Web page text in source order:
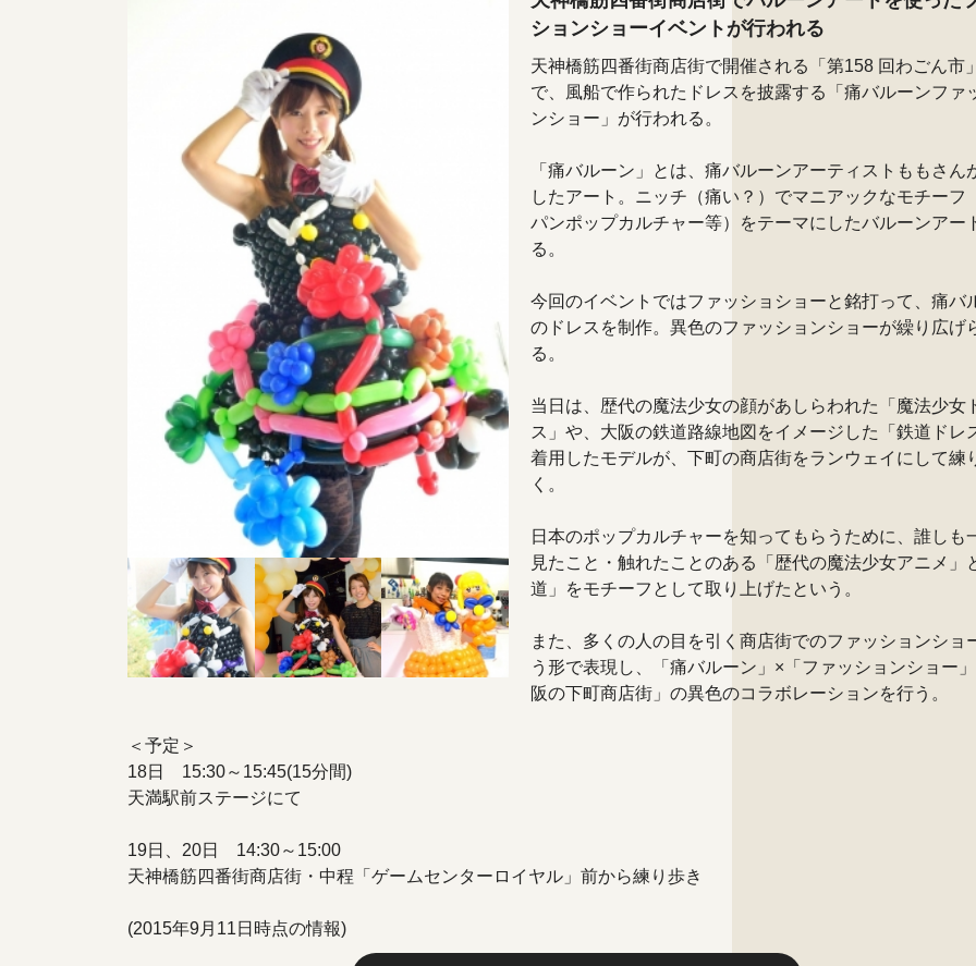
ションショーイベントが行われる
天神橋筋四番街商店街で開催される「第158 回わごん市
で、風船で作られたドレスを披露する「痛バルーンファ
ンショー」が行われる。
「痛バルーン」とは、痛バルーンアーティストももさん
したアート。ニッチ（痛い？）でマニアックなモチーフ
パンポップカルチャー等）をテーマにしたバルーンアー
る。
今回のイベントではファッショショーと銘打って、痛バ
のドレスを制作。異色のファッションショーが繰り広げ
る。
当日は、歴代の魔法少女の顔があしらわれた「魔法少女
ス」や、大阪の鉄道路線地図をイメージした「鉄道ドレ
着用したモデルが、下町の商店街をランウェイにして練
く。
日本のポップカルチャーを知ってもらうために、誰しも
見たこと・触れたことのある「歴代の魔法少女アニメ」
道」をモチーフとして取り上げたという。
また、多くの人の目を引く商店街でのファッションショ
う形で表現し、「痛バルーン」×「ファッションショー
阪の下町商店街」の異色のコラボレーションを行う。
＜予定＞
18日 15:30～15:45(15分間)
天満駅前ステージにて
19日、20日 14:30～15:00
天神橋筋四番街商店街・中程「ゲームセンターロイヤル」前から練り歩き
(2015年9月11日時点の情報)